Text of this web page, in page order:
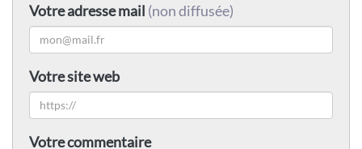
Votre adresse mail (non diffusée)
Votre site web
Votre commentaire